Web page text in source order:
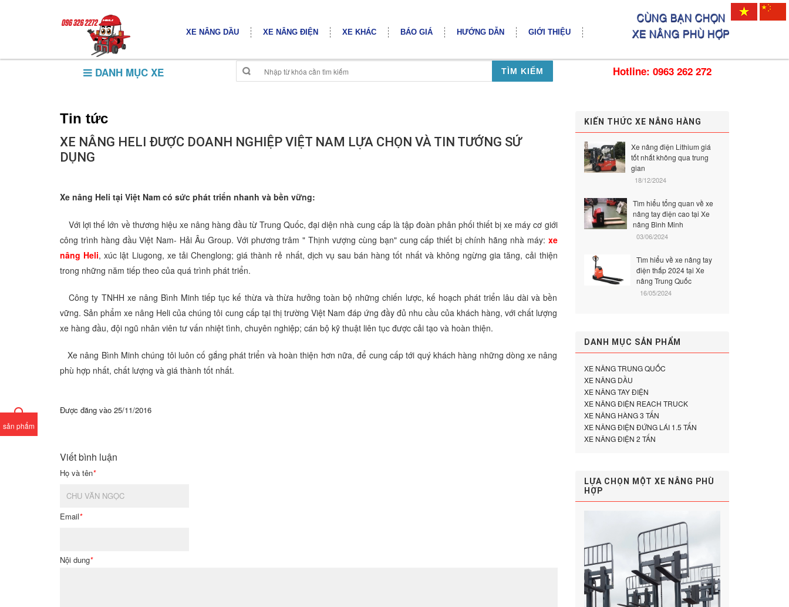
XE NÂNG DẦU XE NÂNG ĐIỆN XE KHÁC BÁO GIÁ HƯỚNG DẪN GIỚI THIỆU
DANH MỤC XE TÌM KIẾM Hotline: 0963 262 272
sản phẩm
Tin tức
XE NÂNG HELI ĐƯỢC DOANH NGHIỆP VIỆT NAM LỰA CHỌN VÀ TIN TƯỞNG SỬ
DỤNG
Xe nâng Heli tại Việt Nam có sức phát triển nhanh và bền vững:
Với lợi thế lớn về thương hiệu xe nâng hàng đầu từ Trung Quốc, đại diện nhà cung cấp là tập đoàn phân phối thiết bị xe máy cơ giới
công trình hàng đầu Việt Nam- Hải Âu Group. Với phương trâm " Thịnh vượng cùng bạn" cung cấp thiết bị chính hãng nhà máy: xe
nâng Heli, xúc lật Liugong, xe tải Chenglong; giá thành rẻ nhất, dịch vụ sau bán hàng tốt nhất và không ngừng gia tăng, cải thiện
trong những năm tiếp theo của quá trình phát triển.
Công ty TNHH xe nâng Bình Minh tiếp tục kế thừa và thừa hưởng toàn bộ những chiến lược, kế hoạch phát triển lâu dài và bền
vững. Sản phẩm xe nâng Heli của chúng tôi cung cấp tại thị trường Việt Nam đáp ứng đầy đủ nhu cầu của khách hàng, với chất lượng
xe hàng đầu, đội ngũ nhân viên tư vấn nhiệt tình, chuyên nghiệp; cán bộ kỹ thuật liên tục được cải tạo và hoàn thiện.
Xe nâng Bình Minh chúng tôi luôn cố gắng phát triển và hoàn thiện hơn nữa, để cung cấp tới quý khách hàng những dòng xe nâng
phù hợp nhất, chất lượng và giá thành tốt nhất.
Được đăng vào 25/11/2016
Viết bình luận
Họ và tên*
Email*
Nội dung*
KIẾN THỨC XE NÂNG HÀNG
Xe nâng điện Lithium giá
tốt nhất không qua trung
gian
18/12/2024
Tìm hiểu tổng quan về xe
nâng tay điện cao tại Xe
nâng Bình Minh
03/06/2024
Tìm hiểu về xe nâng tay
điện thấp 2024 tại Xe
nâng Trung Quốc
16/05/2024
DANH MỤC SẢN PHẨM
XE NÂNG TRUNG QUỐC
XE NÂNG DẦU
XE NÂNG TAY ĐIỆN
XE NÂNG ĐIỆN REACH TRUCK
XE NÂNG HÀNG 3 TẤN
XE NÂNG ĐIỆN ĐỨNG LÁI 1.5 TẤN
XE NÂNG ĐIỆN 2 TẤN
LỰA CHỌN MỘT XE NÂNG PHÙ
HỢP